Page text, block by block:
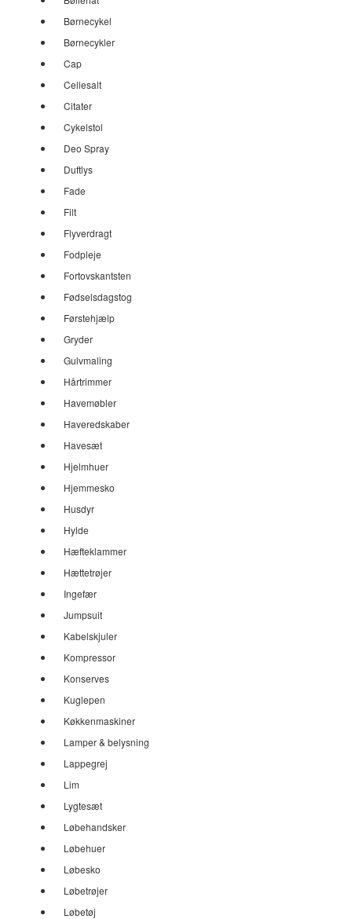
Børnecykel
Børnecykler
Cap
Cellesalt
Citater
Cykelstol
Deo Spray
Duftlys
Fade
Filt
Flyverdragt
Fodpleje
Fortovskantsten
Fødselsdagstog
Førstehjælp
Gryder
Gulvmaling
Hårtrimmer
Havemøbler
Haveredskaber
Havesæt
Hjelmhuer
Hjemmesko
Husdyr
Hylde
Hæfteklammer
Hættetrøjer
Ingefær
Jumpsuit
Kabelskjuler
Kompressor
Konserves
Kuglepen
Køkkenmaskiner
Lamper & belysning
Lappegrej
Lim
Lygtesæt
Løbehandsker
Løbehuer
Løbesko
Løbetrøjer
Løbetøj